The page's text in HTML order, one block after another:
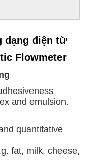
dạng điện từ
Flowmeter
and emulsion.
quantitative
fat, milk, cheese,